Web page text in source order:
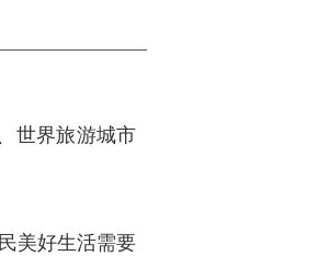
世界旅游城市
美好生活需要